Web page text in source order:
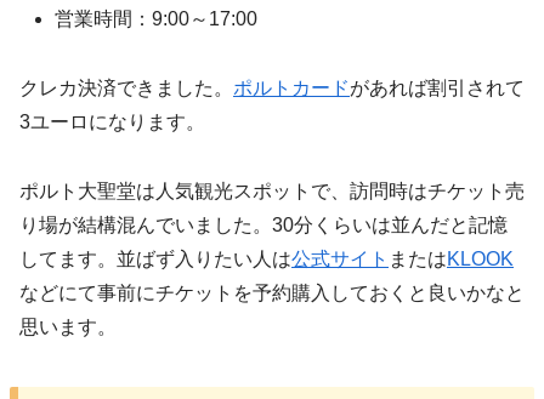
営業時間：9:00～17:00
クレカ決済できました。 ポルトカードがあれば割引されて
3ユーロになります。
ポルト大聖堂は人気観光スポットで、訪問時はチケット売
り場が結構混んでいました。30分くらいは並んだと記憶
してます。並ばず入りたい人は公式サイト またはKLOOK
などにて事前にチケットを予約購入しておくと良いかなと
思います。